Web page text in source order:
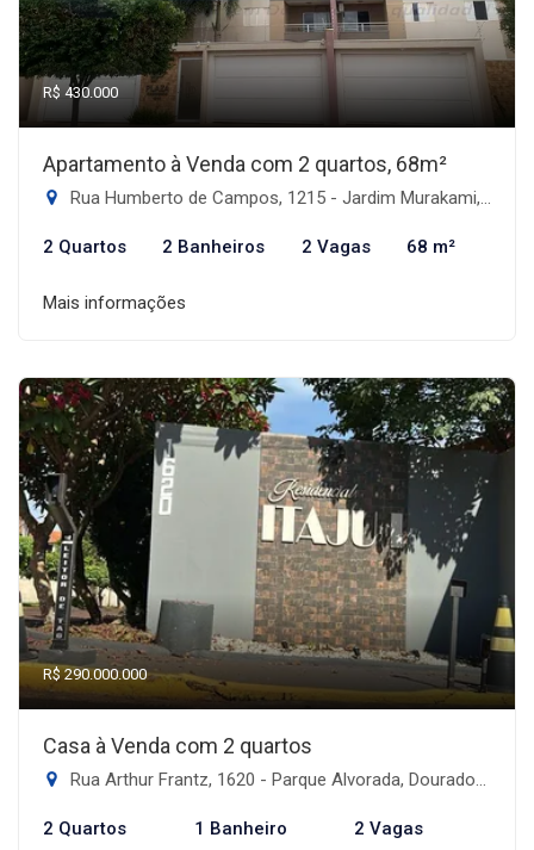
R$ 430.000
Apartamento à Venda com 2 quartos, 68m²
Rua Humberto de Campos, 1215 - Jardim Murakami, Dourados-MS
2 Quartos 2 Banheiros 2 Vagas 68 m²
Mais informações
R$ 290.000.000
Casa à Venda com 2 quartos
Rua Arthur Frantz, 1620 - Parque Alvorada, Dourados-MS
2 Quartos 1 Banheiro 2 Vagas